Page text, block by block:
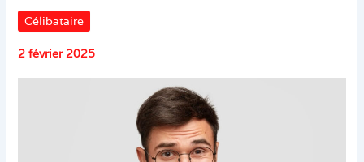
Célibataire
2 février 2025